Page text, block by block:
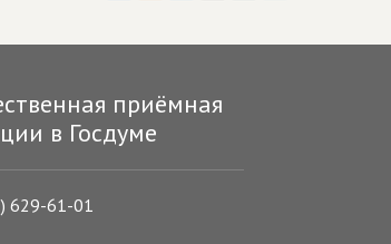
приёмная
в Госдуме
629-61-01